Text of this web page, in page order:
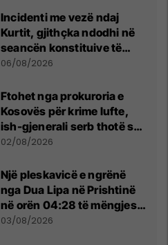
Incidenti me vezë ndaj
Kurtit, gjithçka ndodhi në
seancën konstituive të
Kuvendit
06/08/2026
Ftohet nga prokuroria e
Kosovës për krime lufte,
ish-gjenerali serb thotë se
dikush e tradhtoi në
02/08/2026
Një pleskavicë e ngrënë
nga Dua Lipa në Prishtinë
në orën 04:28 të mëngjesit
- dhe bota digjitale serbe
03/08/2026